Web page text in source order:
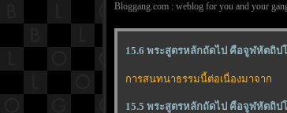
Bloggang.com : weblog for you and your
15.6 พระสูตรหลักถัดไป คือจูฬหัตถิ
การสนทนาธรรมนี้ต่อเนื่องมาจาก
15.5 พระสูตรหลักถัดไป คือจูฬหัตถิ